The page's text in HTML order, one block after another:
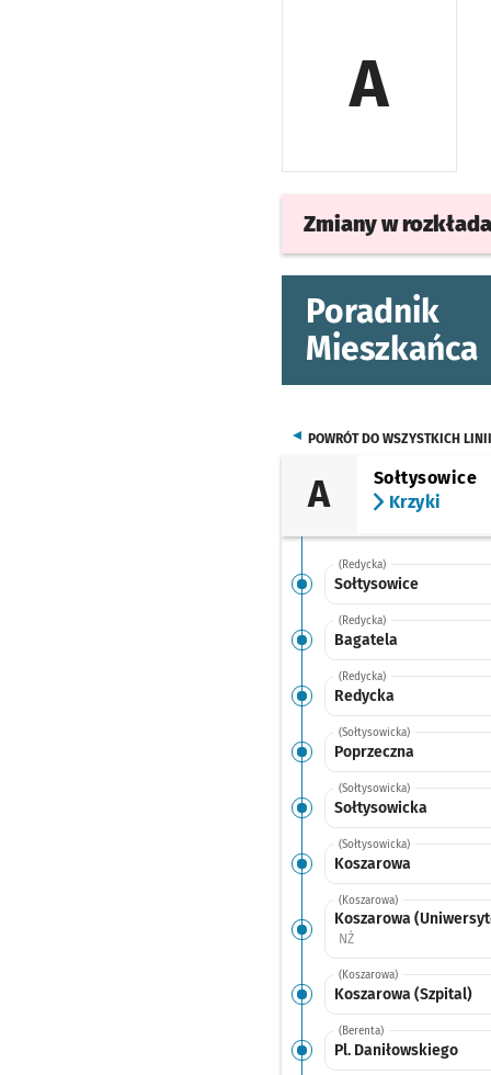
A
Zmiany w
Poradnik
Mieszkańca
POWRÓT DO WSZYSTKICH LINII
A
Sołtysowice
Krzyki
(Redycka)
Sołtysowice
(Redycka)
Bagatela
(Redycka)
Redycka
(Sołtysowicka)
Poprzeczna
(Sołtysowicka)
Sołtysowicka
(Sołtysowicka)
Koszarowa
(Koszarowa)
Koszarowa
NŻPrzystanek na życzenie
(Koszarowa)
Koszarowa (Szpital)
(Berenta)
Pl. Daniłowskiego